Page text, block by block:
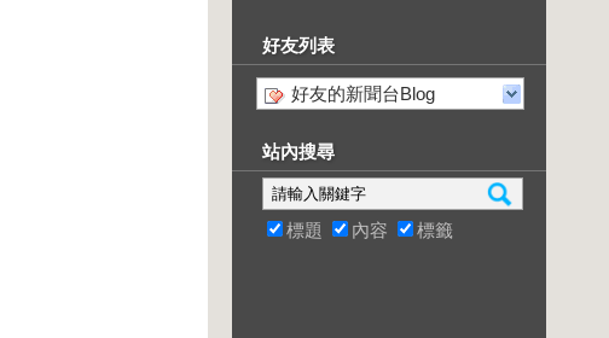
好友列表
好友的新聞台Blog
站內搜尋
標題 內容 標籤